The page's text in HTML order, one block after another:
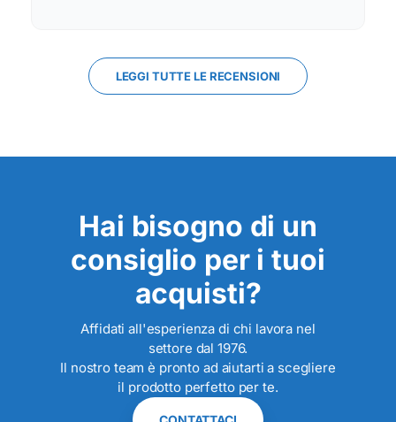
LEGGI TUTTE LE RECENSIONI
Hai bisogno di un
consiglio per i tuoi
acquisti?
Affidati all'esperienza di chi lavora nel
settore dal 1976.
Il nostro team è pronto ad aiutarti a scegliere
il prodotto perfetto per te.